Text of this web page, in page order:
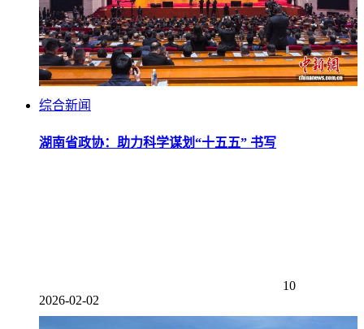
综合新闻
湖南省政协：助力科学谋划“十五五” 书写
10
2026-02-02